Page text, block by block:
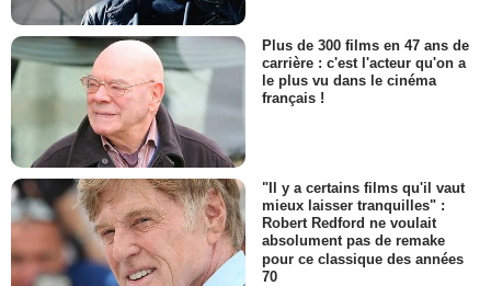
Plus de 300 films en 47 ans de
carrière : c'est l'acteur qu'on a
le plus vu dans le cinéma
français !
"Il y a certains films qu'il vaut
mieux laisser tranquilles" :
Robert Redford ne voulait
absolument pas de remake
pour ce classique des années
70